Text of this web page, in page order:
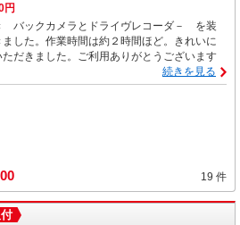
円
バックカメラとドライヴレコーダ－ を装
した。作業時間は約２時間ほど。きれいに
ただきました。ご利用ありがとうございます
続きを見る
19 件